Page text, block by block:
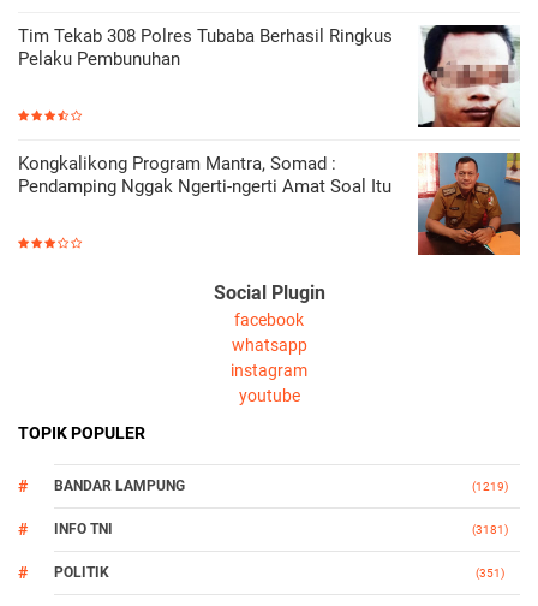
Tim Tekab 308 Polres Tubaba Berhasil Ringkus
Pelaku Pembunuhan
Kongkalikong Program Mantra, Somad :
Pendamping Nggak Ngerti-ngerti Amat Soal Itu
Social Plugin
facebook
whatsapp
instagram
youtube
TOPIK POPULER
BANDAR LAMPUNG (1219)
INFO TNI (3181)
POLITIK (351)